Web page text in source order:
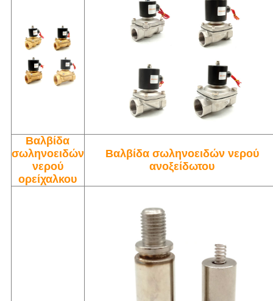
Βαλβίδα
σωληνοειδών
νερού
ορείχαλκου
Βαλβίδα σωληνοειδών νερού
ανοξείδωτου